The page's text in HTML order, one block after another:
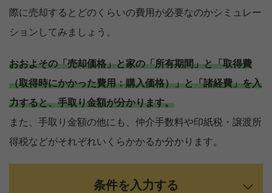
際に売却するとどのくらいの費用が必要なのかシミュレー
ションしてみましょう。
おおよその「売却価格」と家の「所有期間」と「取得費
（取得時にかかった費用：購入価格）」と「諸経費」を入
力すると、手取り金額が分かります。
また、手取り金額の他にも、仲介手数料や印紙税・譲渡所
得税などがそれぞれいくらかかるか分かります。
条件を入力する